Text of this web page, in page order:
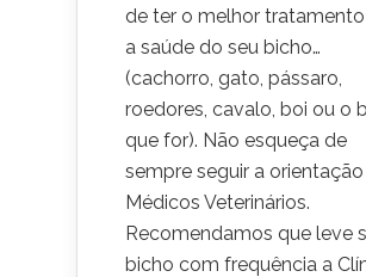
de ter o melhor
a saúde do seu bicho…
(cachorro, gato, pássaro,
roedores, cavalo, boi ou o
que for). Não esqueça de
sempre seguir a
Médicos Veterinários.
Recomendamos que leve
bicho com frequência a